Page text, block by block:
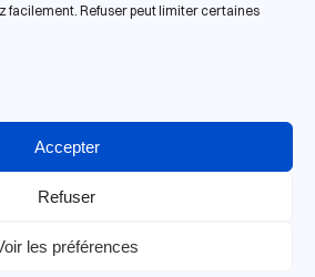
facilement. Refuser peut limiter certaines
Accepter
Refuser
les préférences